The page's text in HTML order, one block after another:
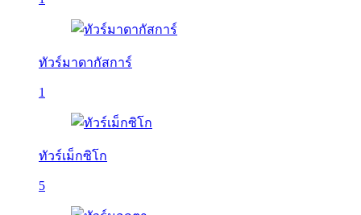
ทัวร์มาดากัสการ์
1
ทัวร์เม็กซิโก
5